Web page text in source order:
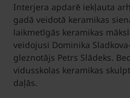
Interjera apdarē iekļauta
gadā veidotā keramikas
laikmetīgās keramikas
veidojusi Dominika
gleznotājs Petrs Slādeks.
vidusskolas keramikas
daļās.